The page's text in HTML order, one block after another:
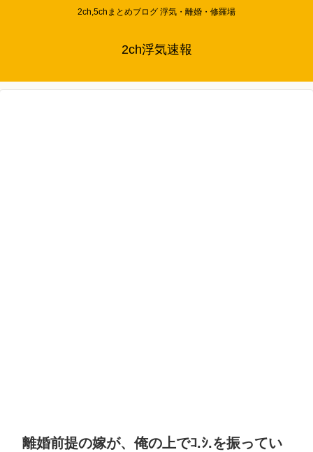
2ch,5chまとめブログ 浮気・離婚・修羅場
2ch浮気速報
離婚前提の嫁が、俺の上でｺ.ｼ.を振ってい